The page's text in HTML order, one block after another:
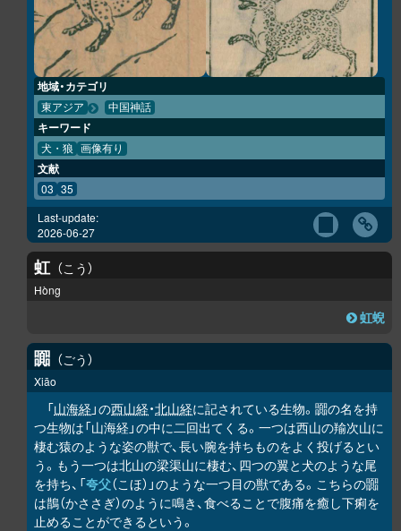
地域・カテゴリ
東アジア 中国神話
キーワード
犬・狼 画像有り
文献
03 35
Last-update:
2026-06-27
虹 こう
Hòng
虹蜺
嚻 ごう
Xiāo
「山海経 」の西山経・北山経に記されている生物。嚻の名を持
つ生物は「山海経」の中に二回出てくる。一つは西山の羭次山に
棲む猿のような姿の獣で、長い腕を持ちものをよく投げるとい
う。もう一つは北山の梁渠山に棲む、四つの翼と犬のような尾
を持ち、「夸父（こほ）」のような一つ目の獣である。こちらの嚻
は鵲（かささぎ）のように鳴き、食べることで腹痛を癒し下痢を
止めることができるという。